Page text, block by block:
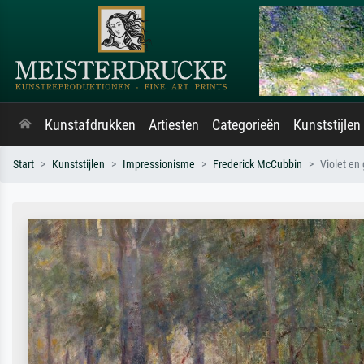
Kunstafdrukken Artiesten Categorieën Kunststijlen
Start Kunststijlen Impressionisme Frederick McCubbin Violet en